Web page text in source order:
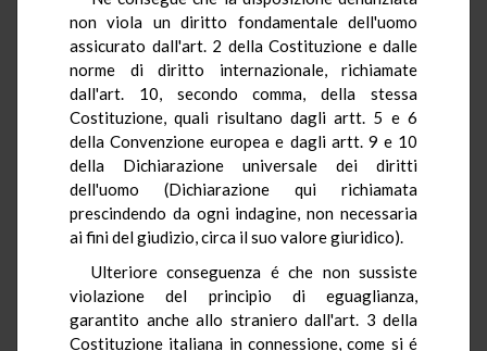
non viola un diritto fondamentale dell'uomo
assicurato dall'art. 2 della Costituzione e dalle
norme di diritto internazionale, richiamate
dall'art. 10, secondo comma, della stessa
Costituzione, quali risultano dagli artt. 5 e 6
della Convenzione europea e dagli artt. 9 e 10
della Dichiarazione universale dei diritti
dell'uomo (Dichiarazione qui richiamata
prescindendo da ogni indagine, non necessaria
ai fini del giudizio, circa il suo valore giuridico).
Ulteriore conseguenza é che non sussiste
violazione del principio di eguaglianza,
garantito anche allo straniero dall'art. 3 della
Costituzione italiana in connessione, come si é